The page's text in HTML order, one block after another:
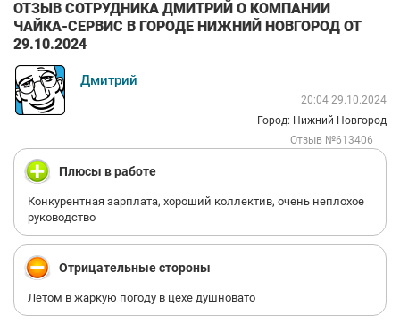
ОТЗЫВ СОТРУДНИКА ДМИТРИЙ О КОМПАНИИ
ЧАЙКА-СЕРВИС В ГОРОДЕ НИЖНИЙ НОВГОРОД ОТ
29.10.2024
Дмитрий
20:04 29.10.2024
Город: Нижний Новгород
Отзыв №613406
Плюсы в работе
Конкурентная зарплата, хороший коллектив, очень неплохое
руководство
Отрицательные стороны
Летом в жаркую погоду в цехе душновато